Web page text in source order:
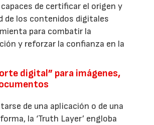
de certificar el origen y
de los contenidos digitales
para combatir la
y reforzar la confianza en la
digital” para imágenes,
de una aplicación o de una
la ‘Truth Layer’ engloba